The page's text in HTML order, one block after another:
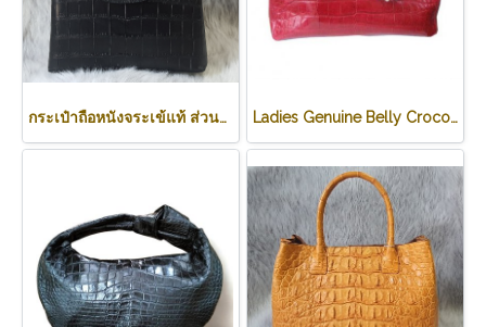
กระเป๋าถือหนังจระเข้แท้ ส่วนท้อง สีดำ รหัส CRW0219H-BL Ladies Genuine Belly Crocodile Leather Shoulder Bag in Red Crocodile Skin #CRW213H